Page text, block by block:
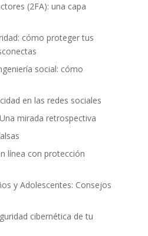
(2FA): una capa
cómo proteger tus
social: cómo
en las redes sociales
mirada retrospectiva
línea con protección
y Adolescentes: Consejos
cibernética de tu